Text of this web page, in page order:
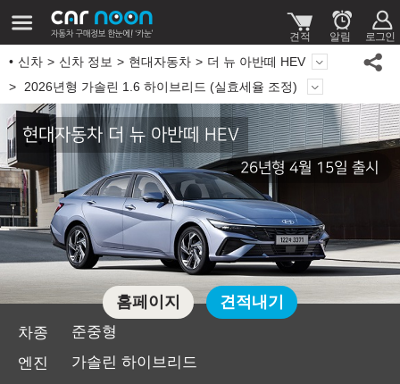
신차 신차 정보 현대자동차
더 뉴 아반떼 HEV
2026년형 가솔린 1.6 하이브리드 (실효세율 조정)
현대자동차 더 뉴 아반떼 HEV
26년형 4월 15일 출시
차종
준중형
엔진
가솔린 하이브리드
홈페이지 견적내기